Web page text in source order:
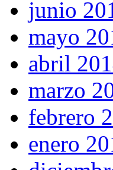
junio
mayo
abril
marzo
febrero
enero